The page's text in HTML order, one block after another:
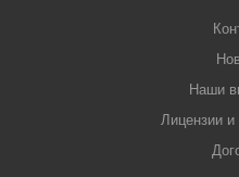
Наши
Лицензии